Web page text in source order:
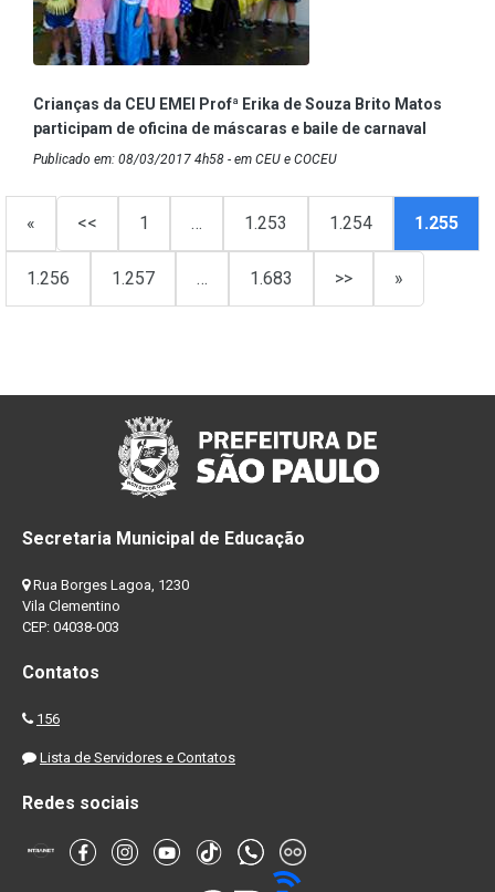
Crianças da CEU EMEI Profª Erika de Souza Brito Matos
participam de oficina de máscaras e baile de carnaval
Publicado em: 08/03/2017 4h58 - em CEU e COCEU
« << 1 … 1.253 1.254 1.255
1.256 1.257 … 1.683 >> »
Secretaria Municipal de Educação
Rua Borges Lagoa, 1230
Vila Clementino
CEP: 04038-003
Contatos
156
Lista de Servidores e Contatos
Redes sociais